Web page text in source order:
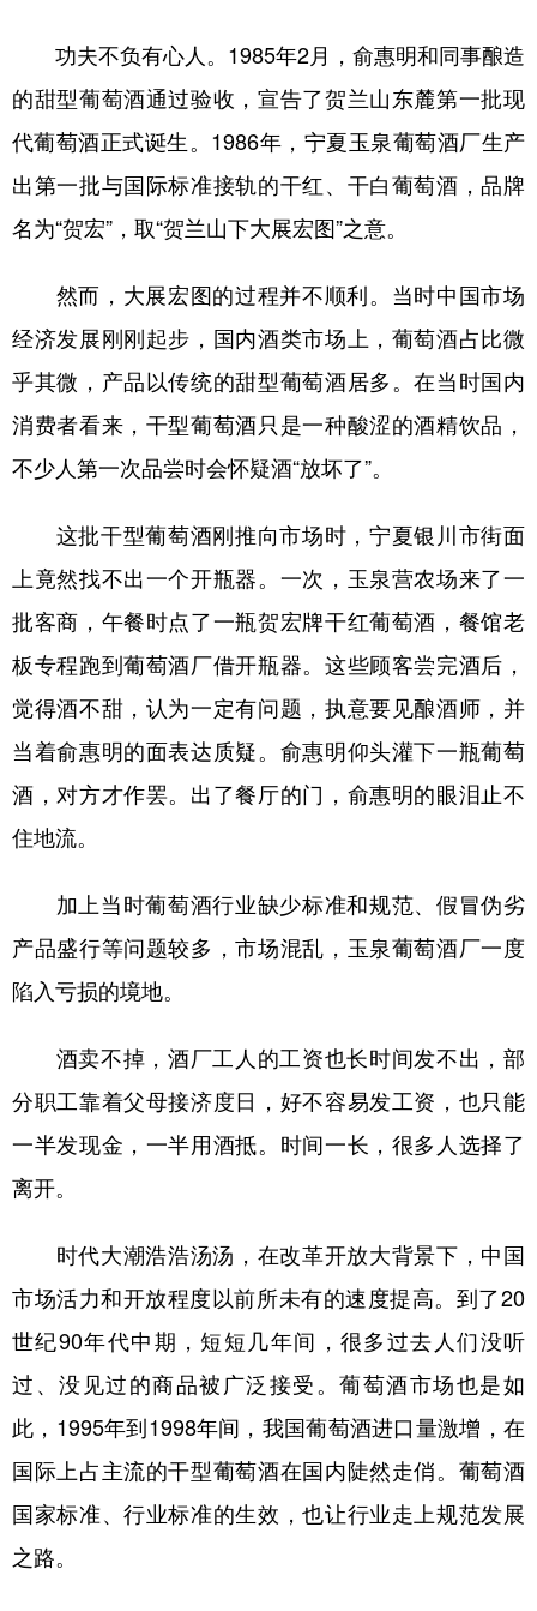
功夫不负有心人。1985年2月，俞惠明和同事酿造
的甜型葡萄酒通过验收，宣告了贺兰山东麓第一批现
代葡萄酒正式诞生。1986年，宁夏玉泉葡萄酒厂生产
出第一批与国际标准接轨的干红、干白葡萄酒，品牌
名为“贺宏”，取“贺兰山下大展宏图”之意。
然而，大展宏图的过程并不顺利。当时中国市场
经济发展刚刚起步，国内酒类市场上，葡萄酒占比微
乎其微，产品以传统的甜型葡萄酒居多。在当时国内
消费者看来，干型葡萄酒只是一种酸涩的酒精饮品，
不少人第一次品尝时会怀疑酒“放坏了”。
这批干型葡萄酒刚推向市场时，宁夏银川市街面
上竟然找不出一个开瓶器。一次，玉泉营农场来了一
批客商，午餐时点了一瓶贺宏牌干红葡萄酒，餐馆老
板专程跑到葡萄酒厂借开瓶器。这些顾客尝完酒后，
觉得酒不甜，认为一定有问题，执意要见酿酒师，并
当着俞惠明的面表达质疑。俞惠明仰头灌下一瓶葡萄
酒，对方才作罢。出了餐厅的门，俞惠明的眼泪止不
住地流。
加上当时葡萄酒行业缺少标准和规范、假冒伪劣
产品盛行等问题较多，市场混乱，玉泉葡萄酒厂一度
陷入亏损的境地。
酒卖不掉，酒厂工人的工资也长时间发不出，部
分职工靠着父母接济度日，好不容易发工资，也只能
一半发现金，一半用酒抵。时间一长，很多人选择了
离开。
时代大潮浩浩汤汤，在改革开放大背景下，中国
市场活力和开放程度以前所未有的速度提高。到了20
世纪90年代中期，短短几年间，很多过去人们没听
过、没见过的商品被广泛接受。葡萄酒市场也是如
此，1995年到1998年间，我国葡萄酒进口量激增，在
国际上占主流的干型葡萄酒在国内陡然走俏。葡萄酒
国家标准、行业标准的生效，也让行业走上规范发展
之路。